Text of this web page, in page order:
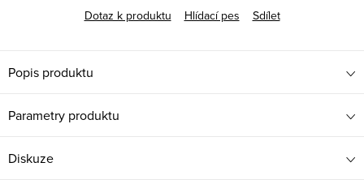
Dotaz k produktu
Hlídací pes Sdílet
Popis produktu
Parametry produktu
Diskuze